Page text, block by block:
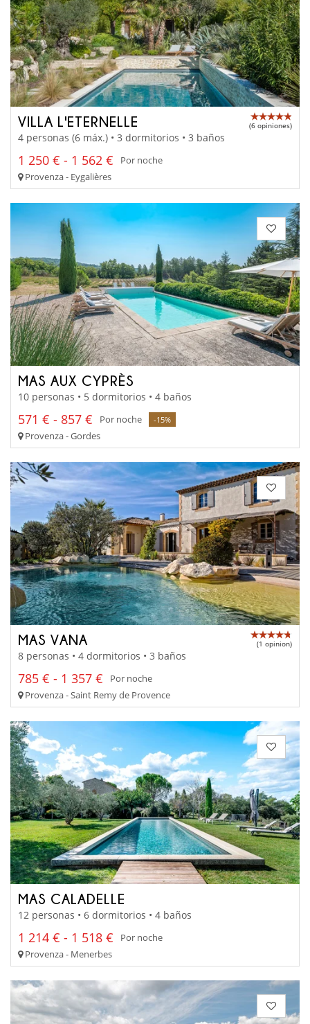
VILLA L'ETERNELLE (6 opiniones)
4 personas (6 máx.) • 3 dormitorios • 3 baños
1 250 € - 1 562 €
Por noche
Provenza - Eygalières
MAS AUX CYPRÈS
10 personas • 5 dormitorios • 4 baños
571 € - 857 € Por noche -15%
Provenza - Gordes
MAS VANA (1 opinion)
8 personas • 4 dormitorios • 3 baños
785 € - 1 357 €
Por noche
Provenza - Saint Remy de Provence
MAS CALADELLE
12 personas • 6 dormitorios • 4 baños
1 214 € - 1 518 €
Por noche
Provenza - Menerbes